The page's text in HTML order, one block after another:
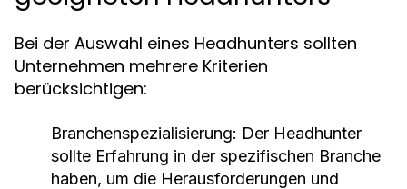
Bei der Auswahl eines Headhunters sollten
Unternehmen mehrere Kriterien
berücksichtigen:
Branchenspezialisierung: Der Headhunter
sollte Erfahrung in der spezifischen Branche
haben, um die Herausforderungen und